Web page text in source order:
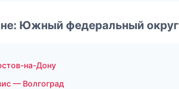
Южный федеральный округ
на-Дону
— Волгоград